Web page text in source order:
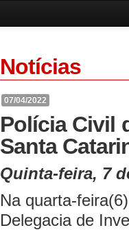
Notícias
07/04/2022
Polícia Civil
Santa
Quinta-feira, 7
Na quarta-
Delegacia de